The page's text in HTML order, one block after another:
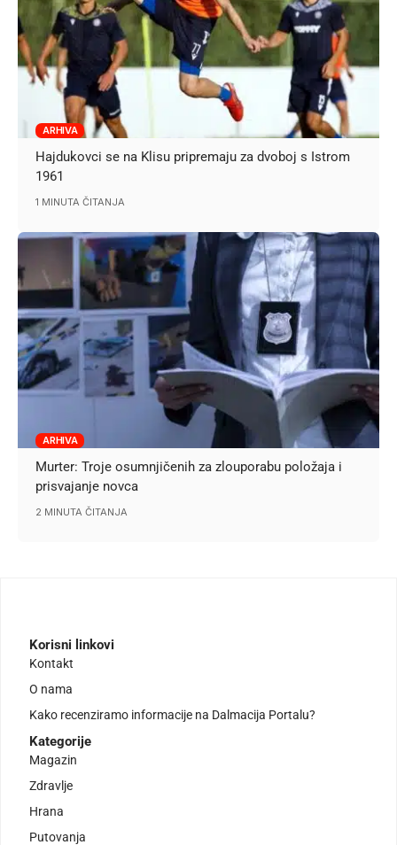
ARHIVA
Hajdukovci se na Klisu pripremaju za dvoboj s Istrom
1961
1 MINUTA ČITANJA
ARHIVA
Murter: Troje osumnjičenih za zlouporabu položaja i
prisvajanje novca
2 MINUTA ČITANJA
Korisni linkovi
Kontakt
O nama
Kako recenziramo informacije na Dalmacija Portalu?
Kategorije
Magazin
Zdravlje
Hrana
Putovanja